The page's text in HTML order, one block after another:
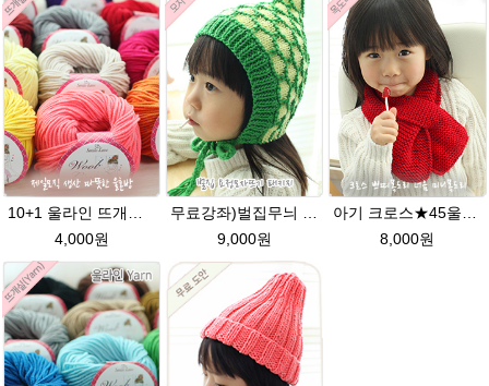
10+1 울라인 뜨개실(45g) 유아뜨개실 제일모직 털실 바라클라바실
4,000원
무료강좌)벌집무늬 요정모자★울라인45g패키지/아기요정모자뜨기 뜨개질
9,000원
아기 크로스★45울라인 목도리뜨기 쁘띠목도리 너음 미니목도리
8,000원